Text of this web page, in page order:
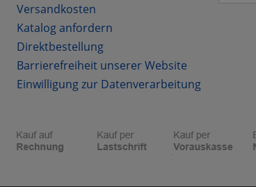
Versandkosten
Katalog anfordern
Direktbestellung
Barrierefreiheit unserer Website
Einwilligung zur Datenverarbeitung